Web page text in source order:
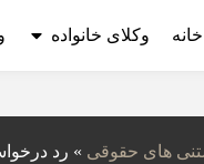
خانه وکلای خانواده
های حقوقی » رد